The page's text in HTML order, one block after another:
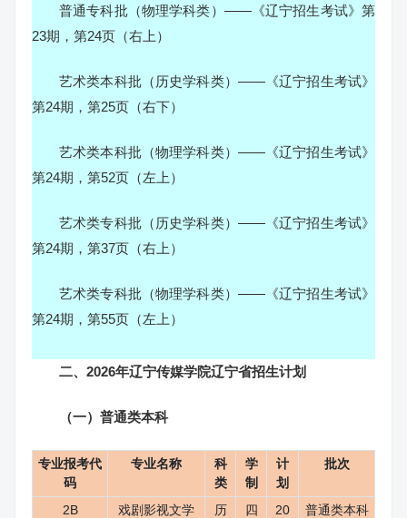
普通专科批（物理学科类）——《辽宁招生考试》第
23期，第24页（右上）
艺术类本科批（历史学科类）——《辽宁招生考试》
第24期，第25页（右下）
艺术类本科批（物理学科类）——《辽宁招生考试》
第24期，第52页（左上）
艺术类专科批（历史学科类）——《辽宁招生考试》
第24期，第37页（右上）
艺术类专科批（物理学科类）——《辽宁招生考试》
第24期，第55页（左上）
二、2026年辽宁传媒学院辽宁省招生计划
（一）普通类本科
专业报考代
码
专业名称
科
类
学
制
计
划
批次
2B 戏剧影视文学
历
四
20
普通类本科